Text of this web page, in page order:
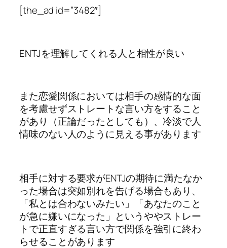
[the_ad id=”3482″]
ENTJを理解してくれる人と相性が良い
また恋愛関係においては相手の感情的な面
を考慮せずストレートな言い方をすること
があり（正論だったとしても）、冷淡で人
情味のない人のように見える事があります
相手に対する要求がENTJの期待に満たなか
った場合は突如別れを告げる場合もあり、
「私とは合わないみたい」「あなたのこと
が急に嫌いになった」というややストレー
トで正直すぎる言い方で関係を強引に終わ
らせることがあります